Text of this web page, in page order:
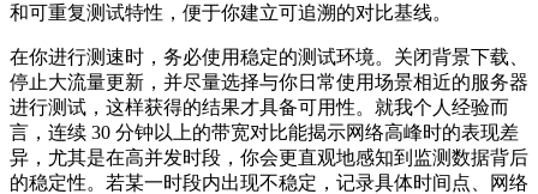
和可重复测试特性，便于你建立可追溯的对比基线。
在你进行测速时，务必使用稳定的测试环境。关闭背景下载、
停止大流量更新，并尽量选择与你日常使用场景相近的服务器
进行测试，这样获得的结果才具备可用性。就我个人经验而
言，连续 30 分钟以上的带宽对比能揭示网络高峰时的表现差
异，尤其是在高并发时段，你会更直观地感知到监测数据背后
的稳定性。若某一时段内出现不稳定，记录具体时间点、网络